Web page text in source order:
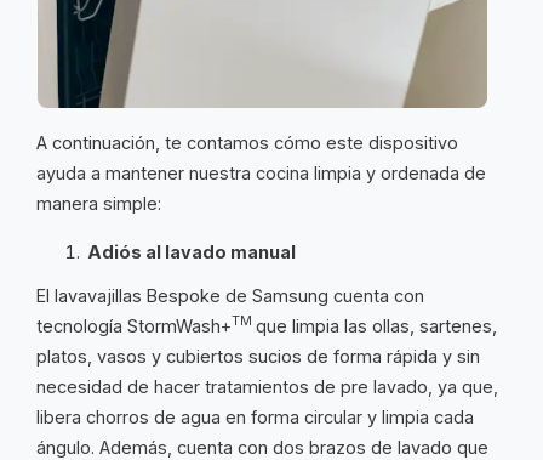
A continuación, te contamos cómo este dispositivo
ayuda a mantener nuestra cocina limpia y ordenada de
manera simple:
Adiós al lavado manual
El lavavajillas Bespoke de Samsung cuenta con
tecnología StormWash+TM que limpia las ollas, sartenes,
platos, vasos y cubiertos sucios de forma rápida y sin
necesidad de hacer tratamientos de pre lavado, ya que,
libera chorros de agua en forma circular y limpia cada
ángulo. Además, cuenta con dos brazos de lavado que